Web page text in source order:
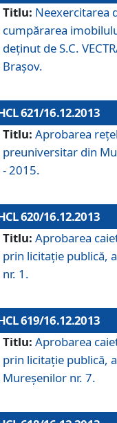
Titlu: Neexercitarea
cumpărarea
deţinut de S.C.
Braşov.
621/16.12.2013
Titlu: Aprobarea
preuniversitar din
- 2015.
620/16.12.2013
Titlu: Aprobarea
prin licitaţie publică,
nr. 1.
619/16.12.2013
Titlu: Aprobarea
prin licitaţie publică,
Mureşenilor nr. 7.